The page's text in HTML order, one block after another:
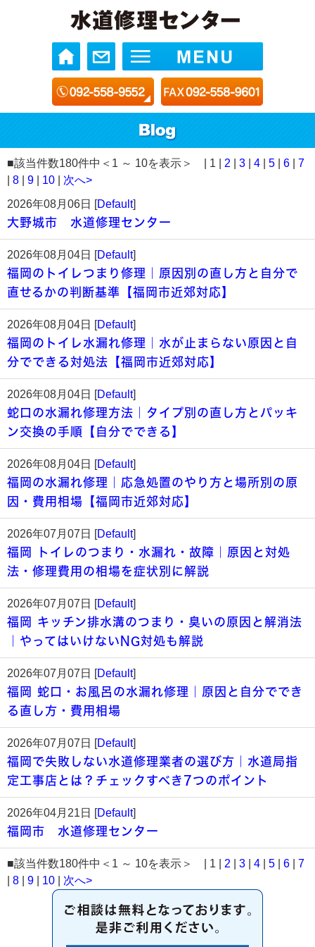
■該当件数180件中＜1 ～ 10を表示＞ | 1 | 2 3 4 5 6
7
8 9 10
次へ>
2026年08月06日 [Default]
大野城市 水道修理センター
2026年08月04日 [Default]
福岡のトイレつまり修理｜原因別の直し方と自分で
直せるかの判断基準【福岡市近郊対応】
2026年08月04日 [Default]
福岡のトイレ水漏れ修理｜水が止まらない原因と自
分でできる対処法【福岡市近郊対応】
2026年08月04日 [Default]
蛇口の水漏れ修理方法｜タイプ別の直し方とパッキ
ン交換の手順【自分でできる】
2026年08月04日 [Default]
福岡の水漏れ修理｜応急処置のやり方と場所別の原
因・費用相場【福岡市近郊対応】
2026年07月07日 [Default]
福岡 トイレのつまり・水漏れ・故障｜原因と対処
法・修理費用の相場を症状別に解説
2026年07月07日 [Default]
福岡 キッチン排水溝のつまり・臭いの原因と解消法
｜やってはいけないNG対処も解説
2026年07月07日 [Default]
福岡 蛇口・お風呂の水漏れ修理｜原因と自分ででき
る直し方・費用相場
2026年07月07日 [Default]
福岡で失敗しない水道修理業者の選び方｜水道局指
定工事店とは？チェックすべき7つのポイント
2026年04月21日 [Default]
福岡市 水道修理センター
■該当件数180件中＜1 ～ 10を表示＞ | 1 | 2 3 4 5 6
7
8 9 10 次へ>